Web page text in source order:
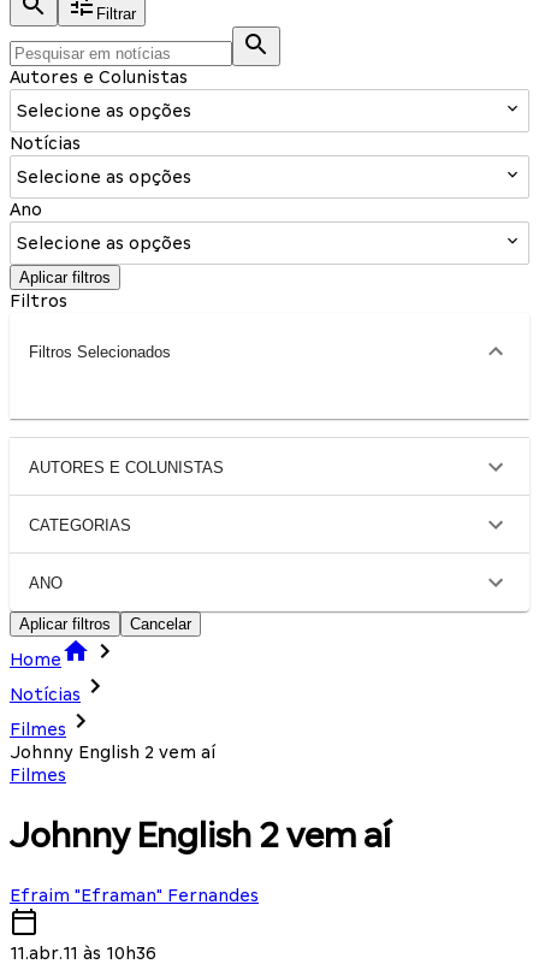
Filtrar
Autores e Colunistas
Selecione as opções
Notícias
Selecione as opções
Ano
Selecione as opções
Aplicar filtros
Filtros
Filtros Selecionados
AUTORES E COLUNISTAS
CATEGORIAS
ANO
Aplicar filtros Cancelar
Home
Notícias
Filmes
Johnny English 2 vem aí
Filmes
Johnny English 2 vem aí
Efraim "Eframan" Fernandes
11.abr.11 às 10h36